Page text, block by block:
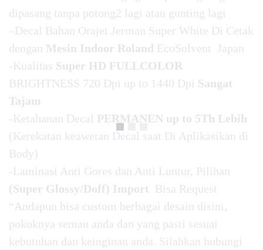
dipasang tanpa potong2 lagi atau gunting lagi
–Decal Bahan Orajet Jerman Super White Di Cetak
dengan Mesin Indoor Roland EcoSolvent Japan
-Kualitas Super HD FULLCOLOR
BRIGHTNESS 720 Dpi up to 1440 Dpi Sangat
Tajam
-Ketahanan Decal PERMANEN up to 5Th Lebih
(Kerekatan keawetan Decal saat Di Aplikasikan di
Body)
-Laminasi Anti Gores dan Anti Luntur, Pilihan
(Super Glossy/Doff) Import Bisa Request
“Andapun bisa custom berbagai desain disini,
pokoknya semau anda dan yang pasti sesuai
kebutuhan dan keinginan anda. Silahkan hubungi